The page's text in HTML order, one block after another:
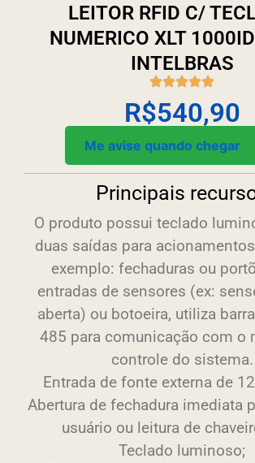
LEITOR RFID C/
NUMERICO XLT
INTELBRAS
R$540,90
Me avise quando chegar
Principais
O produto possui teclado
duas saídas para
exemplo: fechaduras ou
entradas de sensores (ex:
aberta) ou botoeira, utiliza
485 para comunicação com o
controle do sistema.
Entrada de fonte externa de
Abertura de fechadura imediata
usuário ou leitura de
Teclado luminoso;